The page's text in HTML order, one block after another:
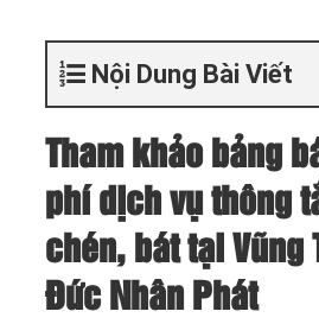
Nội Dung Bài Viết
Tham khảo bảng
phí dịch vụ thông
chén, bát tại Vũng
Đức Nhân Phát